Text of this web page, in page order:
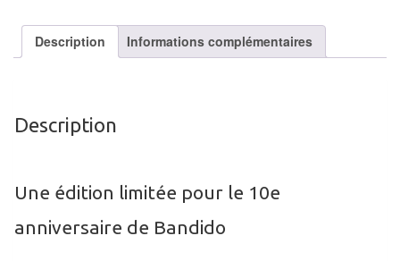
société
cartes
(TCG)
Les
Description Informations complémentaires
Description
Une édition limitée pour le 10e
anniversaire de Bandido